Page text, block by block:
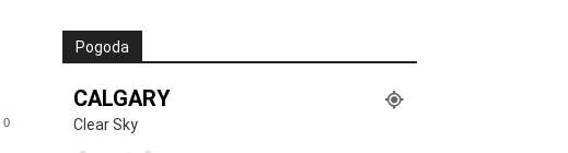
0
Pogoda
CALGARY
Clear Sky